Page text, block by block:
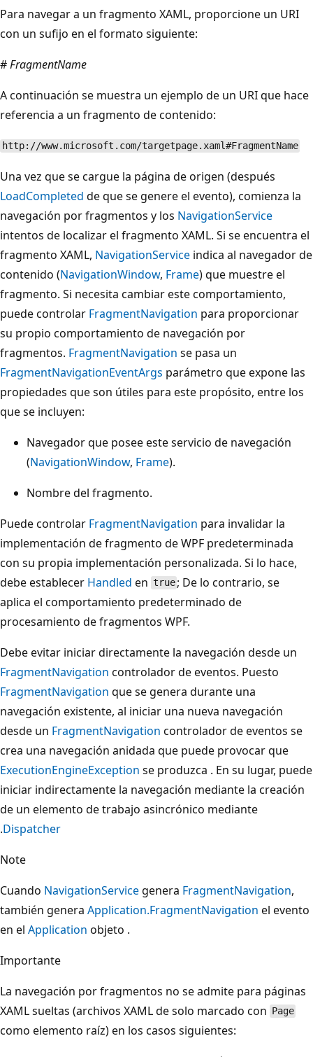
Para navegar a un fragmento XAML, proporcione un URI
con un sufijo en el formato siguiente:
#FragmentName
A continuación se muestra un ejemplo de un URI que hace
referencia a un fragmento de contenido:
http://www.microsoft.com/targetpage.xaml#FragmentName
Una vez que se cargue la página de origen (después
LoadCompleted de que se genere el evento), comienza la
navegación por fragmentos y los NavigationService
intentos de localizar el fragmento XAML. Si se encuentra el
fragmento XAML, NavigationService indica al navegador de
contenido (NavigationWindow, Frame) que muestre el
fragmento. Si necesita cambiar este comportamiento,
puede controlar FragmentNavigation para proporcionar
su propio comportamiento de navegación por
fragmentos. FragmentNavigation se pasa un
FragmentNavigationEventArgs parámetro que expone las
propiedades que son útiles para este propósito, entre los
que se incluyen:
Navegador que posee este servicio de navegación
(NavigationWindow, Frame).
Nombre del fragmento.
Puede controlar FragmentNavigation para invalidar la
implementación de fragmento de WPF predeterminada
con su propia implementación personalizada. Si lo hace,
debe establecer Handled en true ; De lo contrario, se
aplica el comportamiento predeterminado de
procesamiento de fragmentos WPF.
Debe evitar iniciar directamente la navegación desde un
FragmentNavigation controlador de eventos. Puesto
FragmentNavigation que se genera durante una
navegación existente, al iniciar una nueva navegación
desde un FragmentNavigation controlador de eventos se
crea una navegación anidada que puede provocar que
ExecutionEngineException se produzca . En su lugar, puede
iniciar indirectamente la navegación mediante la creación
de un elemento de trabajo asincrónico mediante
.Dispatcher
Note
Cuando NavigationService genera FragmentNavigation,
también genera Application.FragmentNavigation el evento
en el Application objeto .
Importante
La navegación por fragmentos no se admite para páginas
XAML sueltas (archivos XAML de solo marcado con Page
como elemento raíz) en los casos siguientes: